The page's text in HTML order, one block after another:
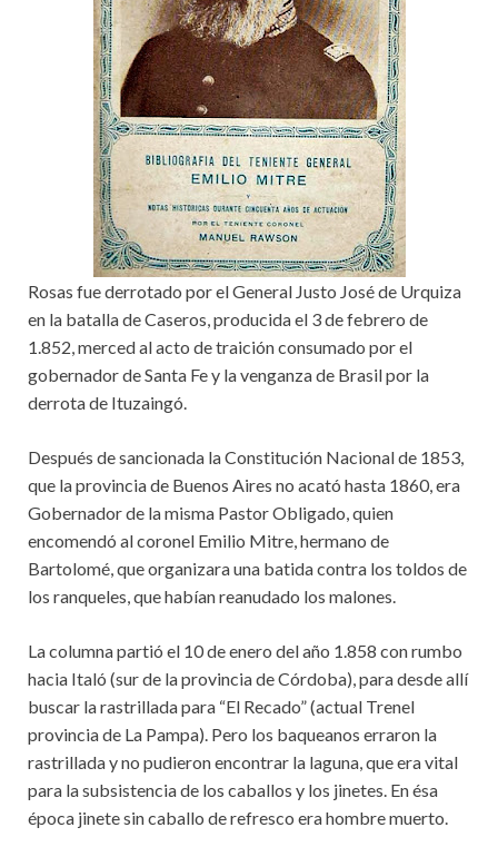
Rosas fue derrotado por el General Justo José de Urquiza
en la batalla de Caseros, producida el 3 de febrero de
1.852, merced al acto de traición consumado por el
gobernador de Santa Fe y la venganza de Brasil por la
derrota de Ituzaingó.
Después de sancionada la Constitución Nacional de 1853,
que la provincia de Buenos Aires no acató hasta 1860, era
Gobernador de la misma Pastor Obligado, quien
encomendó al coronel Emilio Mitre, hermano de
Bartolomé, que organizara una batida contra los toldos de
los ranqueles, que habían reanudado los malones.
La columna partió el 10 de enero del año 1.858 con rumbo
hacia Italó (sur de la provincia de Córdoba), para desde allí
buscar la rastrillada para “El Recado” (actual Trenel
provincia de La Pampa). Pero los baqueanos erraron la
rastrillada y no pudieron encontrar la laguna, que era vital
para la subsistencia de los caballos y los jinetes. En ésa
época jinete sin caballo de refresco era hombre muerto.